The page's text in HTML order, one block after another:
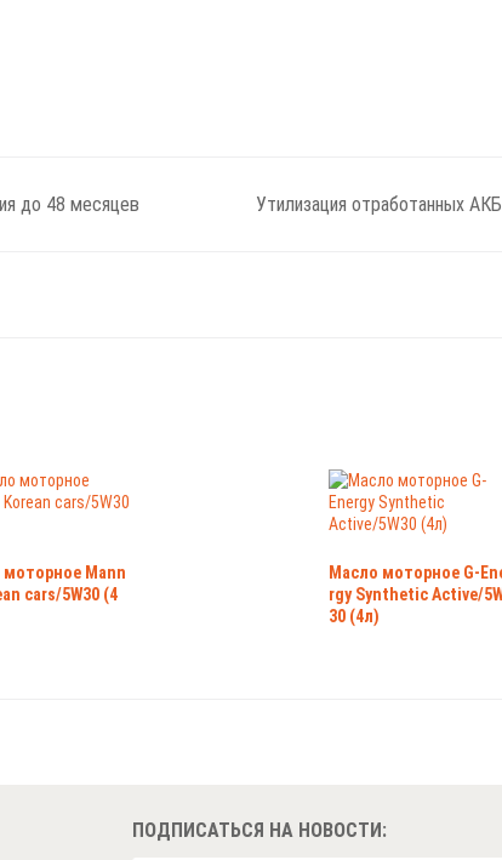
до 48 месяцев Утилизация отработанных АКБ
моторное Mann
cars/5W30 (4
Масло моторное G-
rgy Synthetic Active/
30 (4л)
ПОДПИСАТЬСЯ НА НОВОСТИ: